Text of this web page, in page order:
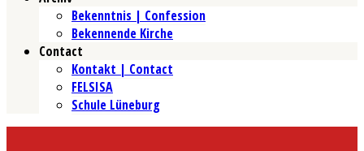
Bekenntnis | Confession
Bekennende Kirche
Contact
Kontakt | Contact
FELSISA
Schule Lüneburg